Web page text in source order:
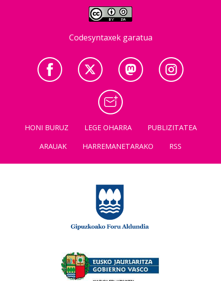
Codesyntaxek garatua
HONI BURUZ LEGE OHARRA
PUBLIZITATEA
ARAUAK
HARREMANETARAKO RSS